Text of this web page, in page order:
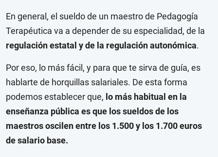
En general, el sueldo de un maestro de Pedagogía
Terapéutica va a depender de su especialidad, de la
regulación estatal y de la regulación autonómica.
Por eso, lo más fácil, y para que te sirva de guía, es
hablarte de horquillas salariales. De esta forma
podemos establecer que, lo más habitual en la
enseñanza pública es que los sueldos de los
maestros oscilen entre los 1.500 y los 1.700 euros
de salario base.